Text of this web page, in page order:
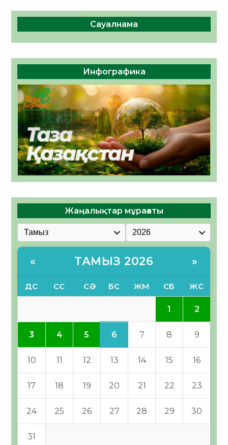
Сауалнама
Инфографика
Жаңалықтар мұрағаты
« ТАМЫЗ 2026 »
ДС СС СӘ БС ЖМ СБ ЖС
1 2
3 4 5 6 7 8 9
10 11 12 13 14 15 16
17 18 19 20 21 22 23
24 25 26 27 28 29 30
31